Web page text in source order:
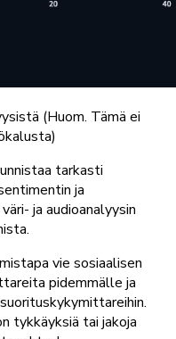
(Huom. Tämä ei
tarkasti
ja
ja audioanalyysin
vie sosiaalisen
pidemmälle ja
tykkäyksiä tai jakoja